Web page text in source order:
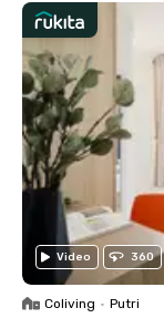
Video 360
Coliving • Putri